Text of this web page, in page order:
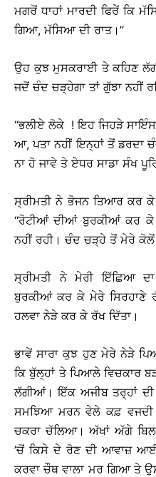
ਮਗਰੋਂ ਧਾਹਾਂ ਮਾਰਦੀ ਫਿਰੇਂ ਕਿ
ਗਿਆ, ਮੱਸਿਆ ਦੀ ਰਾਤ।’’
ਉਹ ਕੁਝ ਮੁਸਕਰਾਈ ਤੇ ਕਹਿਣ
ਜਦੋਂ ਚੰਦ ਚੜ੍ਹੇਗਾ ਤਾਂ ਗੁੱਝਾ ਨਹੀਂ
‘‘ਭਲੀਏ ਲੋਕੇ ! ਇਹ ਜਿਹੜੇ
ਆ, ਪਤਾ ਨਹੀਂ ਇਨ੍ਹਾਂ ਤੋਂ ਡਰਦਾ
ਨਾ ਹੋ ਜਾਵੇ ਤੇ ਏਧਰ ਸਾਡਾ ਸੰਖ
ਸ੍ਰੀਮਤੀ ਨੇ ਭੋਜਨ ਤਿਆਰ ਕਰ
‘‘ਰੋਟੀਆਂ ਦੀਆਂ ਬੁਰਕੀਆਂ ਕਰ
ਨਹੀਂ ਰਹੀ। ਚੰਦ ਚੜ੍ਹੇ ਤੋਂ ਮੇਰੇ ਕੋਲੋਂ
ਸ੍ਰੀਮਤੀ ਨੇ ਮੇਰੀ ਇੱਛਿਆ
ਬੁਰਕੀਆਂ ਕਰ ਕੇ ਮੇਰੇ ਸਿਰਹਾਣੇ
ਹਲਵਾ ਨੇੜੇ ਕਰ ਕੇ ਰੱਖ ਦਿੱਤਾ।
ਭਾਵੇਂ ਸਾਰਾ ਕੁਝ ਹੁਣ ਮੇਰੇ ਨੇੜੇ
ਕਿ ਬੁੱਲ੍ਹਾਂ ਤੇ ਪਿਆਲੇ ਵਿਚਕਾਰ
ਲੱਗੀਆਂ। ਇੱਕ ਅਜੀਬ ਤਰ੍ਹਾਂ
ਸਮਝਿਆ ਮਰਨ ਵੇਲੇ ਕਫ਼
ਚਕਰਾ ਚੱਲਿਆ। ਅੱਖਾਂ ਅੱਗੇ
’ਚੋਂ ਕਿਸੇ ਦੇ ਰੋਣ ਦੀ ਆਵਾਜ਼
ਕਰਵਾ ਚੌਥ ਵਾਲਾ ਮਰ ਗਿਆ ਤੇ